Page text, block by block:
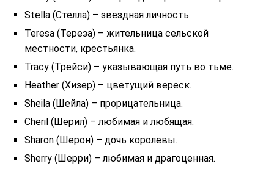
Stella (Стелла) – звездная личность.
Teresa (Тереза) – жительница сельской
местности, крестьянка.
Tracy (Трейси) – указывающая путь во тьме.
Heather (Хизер) – цветущий вереск.
Sheila (Шейла) – прорицательница.
Cheril (Шерил) – любимая и любящая.
Sharon (Шерон) – дочь королевы.
Sherry (Шерри) – любимая и драгоценная.